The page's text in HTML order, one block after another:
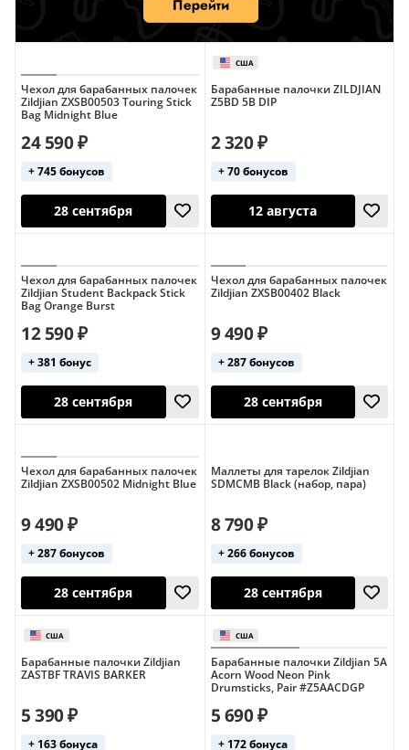
Чехол для барабанных палочек
Zildjian ZXSB00503 Touring Stick
Bag Midnight Blue
24 590 ₽
+ 745 бонусов
Барабанные палочки ZILDJIAN
Z5BD 5B DIP
2 320 ₽
+ 70 бонусов
Чехол для барабанных палочек
Zildjian Student Backpack Stick
Bag Orange Burst
12 590 ₽
+ 381 бонус
28 сентября
Чехол для барабанных палочек
Zildjian ZXSB00402 Black
9 490 ₽
+ 287 бонусов
28 сентября
Чехол для барабанных палочек
Zildjian ZXSB00502 Midnight Blue
9 490 ₽
+ 287 бонусов
Маллеты для тарелок Zildjian
SDMCMB Black (набор, пара)
8 790 ₽
+ 266 бонусов
Барабанные палочки Zildjian
ZASTBF TRAVIS BARKER
5 390 ₽
+ 163 бонуса
Барабанные палочки Zildjian 5A
Acorn Wood Neon Pink
Drumsticks, Pair #Z5AACDGP
5 690 ₽
+ 172 бонуса